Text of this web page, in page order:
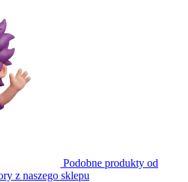
Podobne produkty od
z naszego sklepu